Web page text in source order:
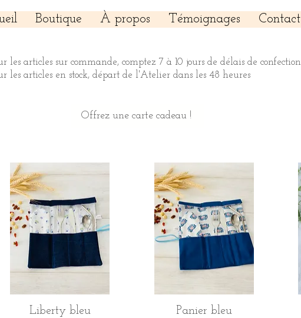
Boutique À propos Témoignages Contact
les articles sur commande, comptez 7 à 10 jours de délais de confection
les articles en stock, départ de l'Atelier dans les 48 heures
Offrez une carte cadeau !
Liberty bleu Panier bleu